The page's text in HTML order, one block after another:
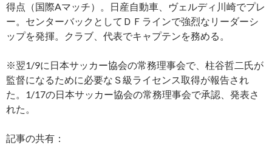
得点（国際Aマッチ）。日産自動車、ヴェルディ川崎でプレ
ー。センターバックとしてＤＦラインで強烈なリーダーシ
ップを発揮。クラブ、代表でキャプテンを務める。
※翌1/9に日本サッカー協会の常務理事会で、柱谷哲二氏が
監督になるために必要なＳ級ライセンス取得が報告され
た。1/17の日本サッカー協会の常務理事会で承認、発表さ
れた。
記事の共有：